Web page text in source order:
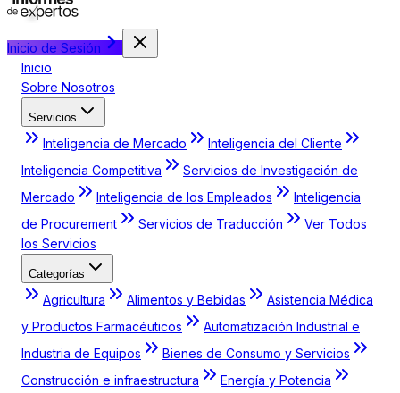
Inicio de Sesión
Inicio
Sobre Nosotros
Servicios
Inteligencia de Mercado
Inteligencia del Cliente
Inteligencia Competitiva
Servicios de Investigación de
Mercado
Inteligencia de los Empleados
Inteligencia
de Procurement
Servicios de Traducción
Ver Todos
los Servicios
Categorías
Agricultura Alimentos y Bebidas
Asistencia Médica
y Productos Farmacéuticos
Automatización Industrial e
Industria de Equipos
Bienes de Consumo y Servicios
Construcción e infraestructura
Energía y Potencia